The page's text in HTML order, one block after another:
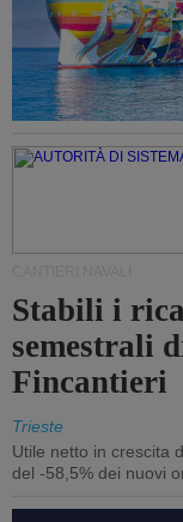
Stabili i
semestrali
Fincantieri
Trieste
Utile netto in crescita
del -58,5% dei nuovi